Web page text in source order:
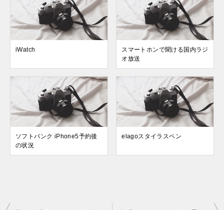
iWatch
スマートホンで聞ける国内ラジ
オ放送
ソフトバンク iPhone5予約後
の状況
elagoスタイラスペン